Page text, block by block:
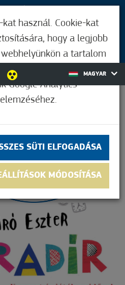
MAGYAR
használ. Cookie-kat
hogy a legjobb
a tartalom
szabásához,
Google Analytics
SÜTI ELFOGADÁSA
MÓDOSÍTÁSA